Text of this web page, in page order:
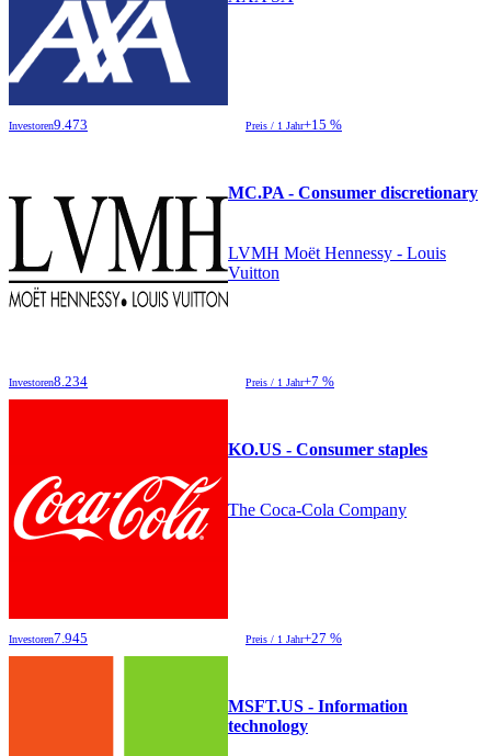
Investoren9.473 Preis / 1 Jahr+15 %
MC.PA - Consumer discretionary
LVMH Moët Hennessy - Louis
Vuitton
Investoren8.234 Preis / 1 Jahr+7 %
KO.US - Consumer staples
The Coca-Cola Company
Investoren7.945 Preis / 1 Jahr+27 %
MSFT.US - Information
technology